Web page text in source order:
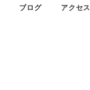
ブログ アクセス